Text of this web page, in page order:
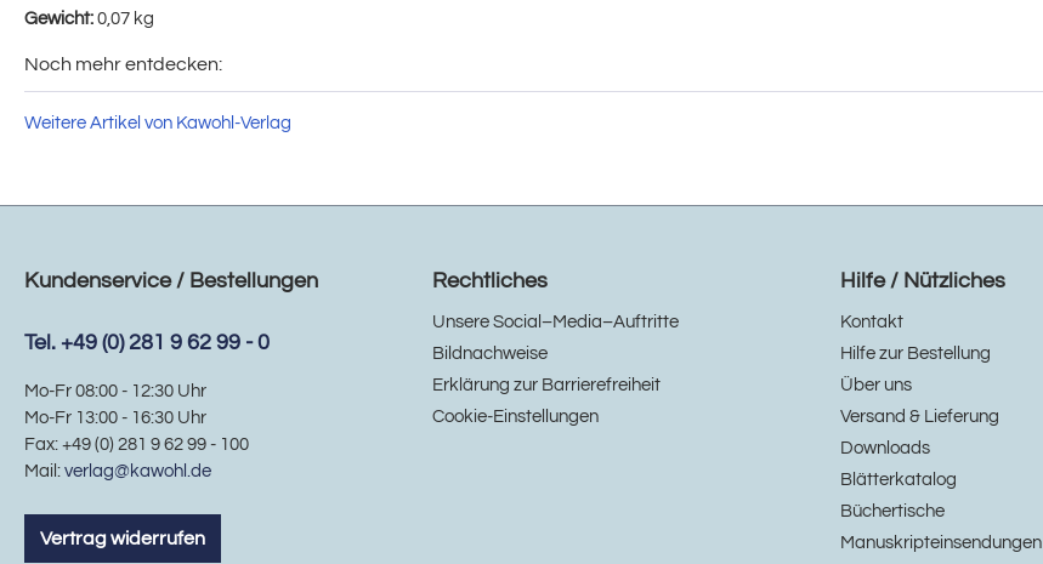
Gewicht: 0,07 kg
Noch mehr entdecken:
Weitere Artikel von Kawohl-Verlag
Kundenservice / Bestellungen
Tel. +49 (0) 281 9 62 99 - 0
Mo-Fr 08:00 - 12:30 Uhr
Mo-Fr 13:00 - 16:30 Uhr
Fax: +49 (0) 281 9 62 99 - 100
Mail: verlag@kawohl.de
Vertrag widerrufen
Rechtliches
Unsere Social–Media–Auftritte
Bildnachweise
Erklärung zur Barrierefreiheit
Cookie-Einstellungen
Hilfe / Nützliches
Kontakt
Hilfe zur Bestellung
Über uns
Versand & Lieferung
Downloads
Blätterkatalog
Büchertische
Manuskripteinsendungen